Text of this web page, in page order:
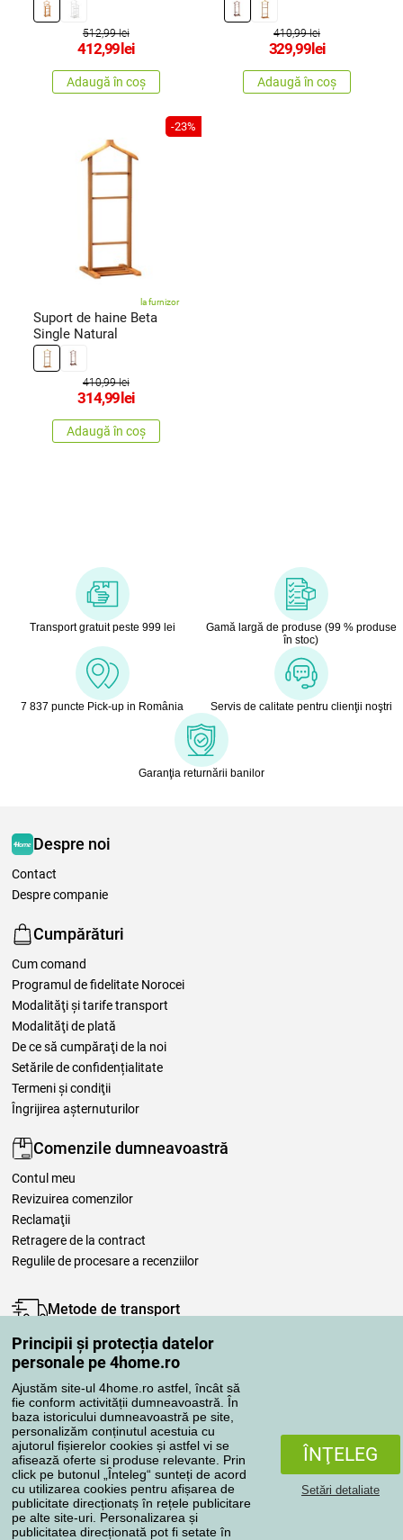
Principii și protecția datelor
personale pe 4home.ro
Ajustăm site-ul 4home.ro astfel, încât să
fie conform activității dumneavoastră. În
baza istoricului dumneavoastră pe site,
personalizăm conținutul acestuia cu
ajutorul fișierelor cookies și astfel vi se
afisează oferte si produse relevante. Prin
click pe butonul „Înteleg“ sunteți de acord
cu utilizarea cookies pentru afișarea de
publicitate direcționatș în rețele publicitare
pe alte site-uri. Personalizarea și
publicitatea direcționată pot fi setate în
ÎNŢELEG
Setări detaliate
512,99 lei
412,99 lei
Adaugă în coș
410,99 lei
329,99 lei
Adaugă în coș
-23%
la furnizor
Suport de haine Beta
Single Natural
410,99 lei
314,99 lei
Adaugă în coș
Transport gratuit peste 999 lei
Gamă largă de produse (99 % produse
în stoc)
7 837 puncte Pick-up in România Servis de calitate pentru clienţii noştri
Garanţia returnării banilor
Despre noi
Contact
Despre companie
Cumpărături
Cum comand
Programul de fidelitate Norocei
Modalităţi şi tarife transport
Modalităţi de plată
De ce să cumpăraţi de la noi
Setările de confidențialitate
Termeni şi condiţii
Îngrijirea așternuturilor
Comenzile dumneavoastră
Contul meu
Revizuirea comenzilor
Reclamaţii
Retragere de la contract
Regulile de procesare a recenziilor
Metode de transport
Metode de plată
Magazin de încredere